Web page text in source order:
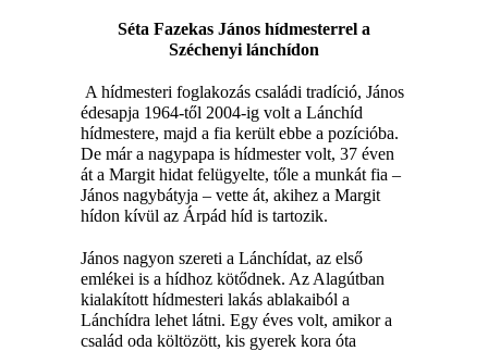
Séta Fazekas János hídmesterrel a
Széchenyi lánchídon
A hídmesteri foglakozás családi tradíció, János
édesapja 1964-től 2004-ig volt a Lánchíd
hídmestere, majd a fia került ebbe a pozícióba.
De már a nagypapa is hídmester volt, 37 éven
át a Margit hidat felügyelte, tőle a munkát fia –
János nagybátyja – vette át, akihez a Margit
hídon kívül az Árpád híd is tartozik.
János nagyon szereti a Lánchídat, az első
emlékei is a hídhoz kötődnek. Az Alagútban
kialakított hídmesteri lakás ablakaiból a
Lánchídra lehet látni. Egy éves volt, amikor a
család oda költözött, kis gyerek kora óta